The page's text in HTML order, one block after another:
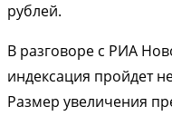
рублей.
В разговоре с РИА
индексация пройдет
Размер увеличения